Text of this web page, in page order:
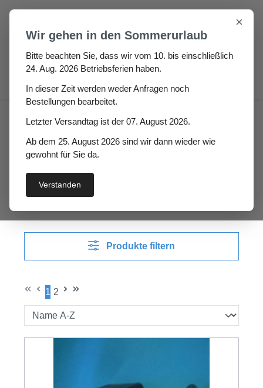
Zum Hauptinhalt springen
Fugen & Spalt
Fahnenprofile
Vollgummi Fahnenprofil
EPDM
Produkte filtern
Seite
1
Seite
2
×
Wir gehen in den Sommerurlaub
Bitte beachten Sie, dass wir vom 10. bis einschließlich
24. Aug. 2026 Betriebsferien haben.
In dieser Zeit werden weder Anfragen noch
Bestellungen bearbeitet.
Letzter Versandtag ist der 07. August 2026.
Ab dem 25. August 2026 sind wir dann wieder wie
gewohnt für Sie da.
Verstanden